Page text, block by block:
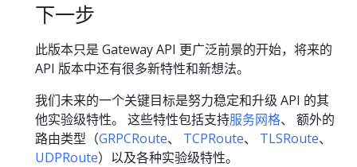
下一步
此版本只是 Gateway API 更广泛前景的开始，将来的
API 版本中还有很多新特性和新想法。
我们未来的一个关键目标是努力稳定和升级 API 的其
他实验级特性。 这些特性包括支持服务网格、 额外的
路由类型（GRPCRoute、 TCPRoute、 TLSRoute、
UDPRoute）以及各种实验级特性。